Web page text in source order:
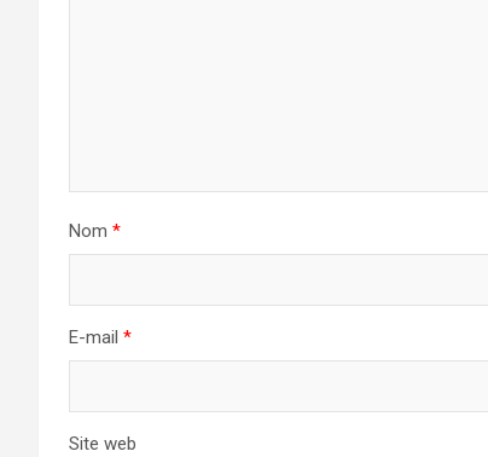
Nom *
E-mail *
Site web